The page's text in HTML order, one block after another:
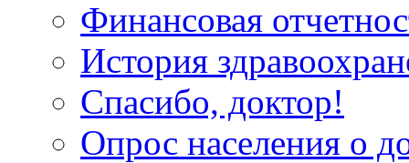
Финансовая
История
Спасибо, доктор!
Опрос населения о